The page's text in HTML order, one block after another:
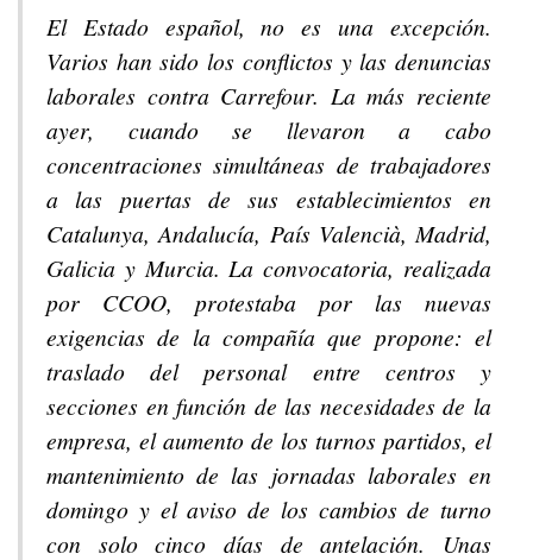
El Estado español, no es una excepción.
Varios han sido los conflictos y las denuncias
laborales contra Carrefour. La más reciente
ayer, cuando se llevaron a cabo
concentraciones simultáneas de trabajadores
a las puertas de sus establecimientos en
Catalunya, Andalucía, País Valencià, Madrid,
Galicia y Murcia. La convocatoria, realizada
por CCOO, protestaba por las nuevas
exigencias de la compañía que propone: el
traslado del personal entre centros y
secciones en función de las necesidades de la
empresa, el aumento de los turnos partidos, el
mantenimiento de las jornadas laborales en
domingo y el aviso de los cambios de turno
con solo cinco días de antelación. Unas